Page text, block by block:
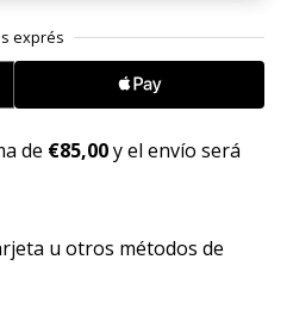
de €85,00y el envío será
u otros métodos de